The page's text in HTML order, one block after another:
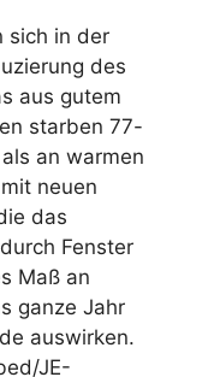
sich in der
des
aus gutem
starben 77-
an warmen
neuen
das
Fenster
Maß an
ganze Jahr
auswirken.
JE-